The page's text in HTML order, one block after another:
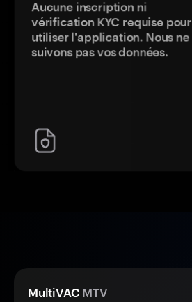
Aucune inscription ni
vérification KYC requise pour
utiliser l'application. Nous ne
suivons pas vos données.
MultiVAC MTV